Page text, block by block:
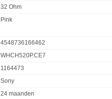
32 Ohm
Pink
4548736166462
WHCH520P.CE7
1164473
Sony
24 maanden